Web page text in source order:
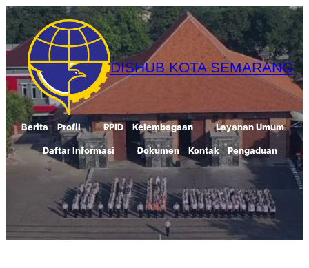
Skip
to
content
DISHUB KOTA SEMARANG
Berita Profil PPID Kelembagaan Layanan Umum
Daftar Informasi Dokumen Kontak Pengaduan